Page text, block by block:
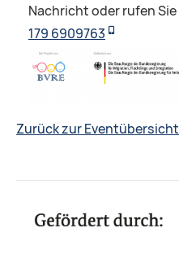
Nachricht oder rufen Sie
179 6909763
Zurück zur Eventübersicht